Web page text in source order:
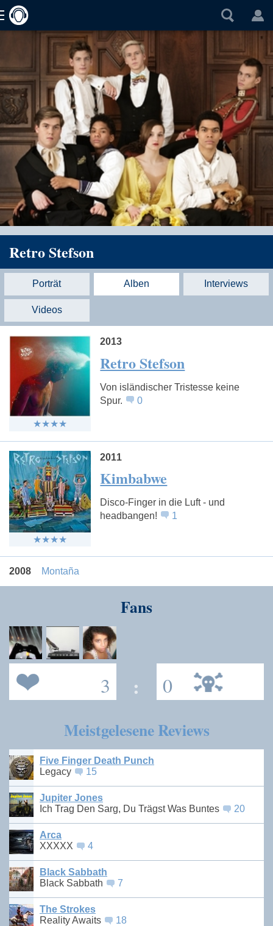
Retro Stefson
Porträt Alben Interviews
Videos
2013
Retro Stefson
Von isländischer Tristesse keine
Spur.
0
2011
Kimbabwe
Disco-Finger in die Luft - und
headbangen!
1
2008 Montaña
Fans
3 : 0
Meistgelesene Reviews
Five Finger Death Punch
Legacy
15
Jupiter Jones
Ich Trag Den Sarg, Du Trägst Was Buntes
20
Arca
XXXXX
4
Black Sabbath
Black Sabbath
7
The Strokes
Reality Awaits
18